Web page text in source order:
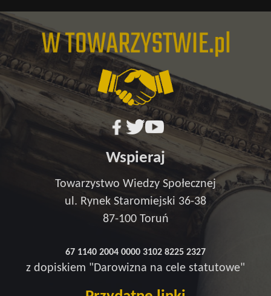
Wspieraj
Towarzystwo Wiedzy Społecznej
ul. Rynek Staromiejski 36-38
87-100 Toruń
67 1140 2004 0000 3102 8225 2327
z dopiskiem "Darowizna na cele statutowe"